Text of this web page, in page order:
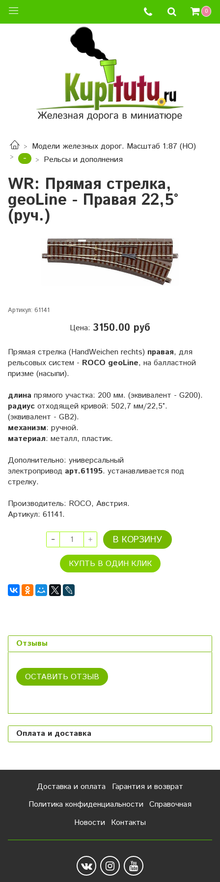
0
Модели железных дорог. Масштаб 1:87 (HO)
- Рельсы и дополнения
WR: Прямая стрелка,
geoLine - Правая 22,5°
(руч.)
Артикул: 61141
Цена: 3150.00 руб
Прямая стрелка (HandWeichen rechts) правая, для
рельсовых систем - ROCO geoLine, на балластной
призме (насыпи).
длина прямого участка: 200 мм. (эквивалент - G200).
радиус отходящей кривой: 502,7 мм/22,5°.
(эквивалент - GB2).
механизм: ручной.
материал: металл, пластик.
Дополнительно: универсальный
электропривод арт.61195. устанавливается под
стрелку.
Производитель: ROCO, Австрия.
Артикул: 61141.
В КОРЗИНУ
КУПТЬ В ОДИН КЛИК
Отзывы
ОСТАВИТЬ ОТЗЫВ
Оплата и доставка
Доставка и оплата
Гарантия и возврат
Политика конфиденциальности Справочная
Новости Контакты